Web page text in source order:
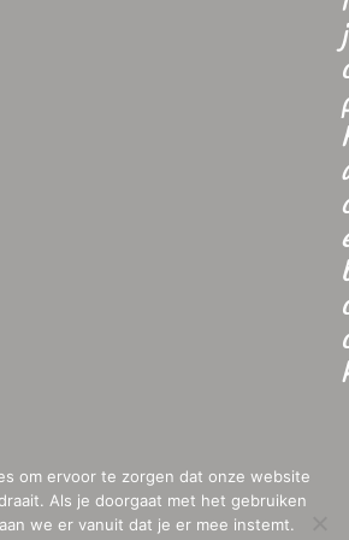
j
om ervoor te zorgen dat onze website
Als je doorgaat met het gebruiken
we er vanuit dat je er mee instemt.